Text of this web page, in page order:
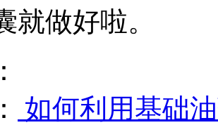
就做好啦。
如何利用基础